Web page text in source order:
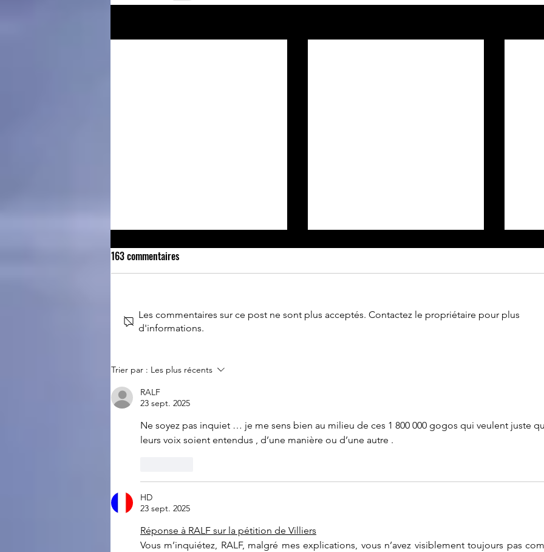
Retour du 14 juillet
163 commentaires
Les commentaires sur ce post ne sont plus acceptés. Contactez le propriétaire pour plus
d'informations.
Trier par : Les plus récents
RALF
23 sept. 2025
Ne soyez pas inquiet … je me sens bien au milieu de ces 1 800 000 gogos qui veulent juste
leurs voix soient entendus , d’une manière ou d’une autre .
HD
23 sept. 2025
Réponse à RALF sur la pétition de Villiers
Vous m’inquiétez, RALF, malgré mes explications, vous n’avez visiblement toujours pas